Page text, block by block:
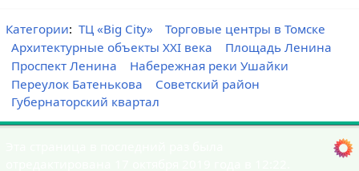
Категории: ТЦ «Big City»
Торговые центры в Томске
Архитектурные объекты XXI века
Площадь Ленина
Проспект Ленина
Набережная реки Ушайки
Переулок Батенькова
Советский район
Губернаторский квартал